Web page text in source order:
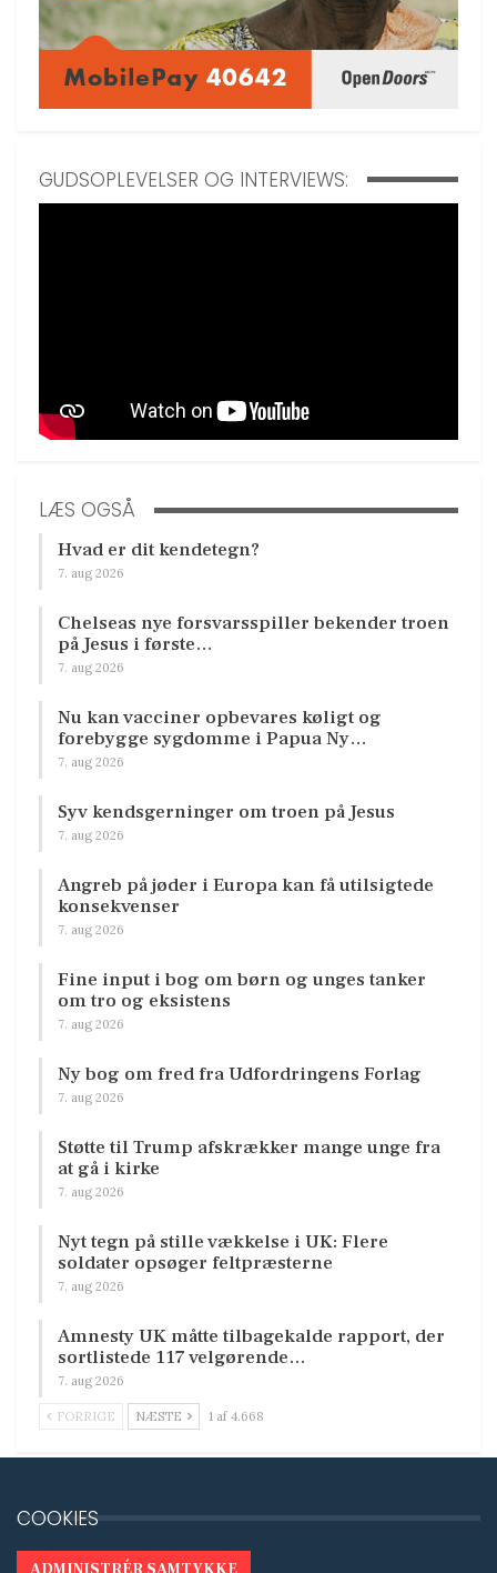
GUDSOPLEVELSER OG INTERVIEWS:
LÆS OGSÅ
Hvad er dit kendetegn?
7. aug 2026
Chelseas nye forsvarsspiller bekender troen
på Jesus i første…
7. aug 2026
Nu kan vacciner opbevares køligt og
forebygge sygdomme i Papua Ny…
7. aug 2026
Syv kendsgerninger om troen på Jesus
7. aug 2026
Angreb på jøder i Europa kan få utilsigtede
konsekvenser
7. aug 2026
Fine input i bog om børn og unges tanker
om tro og eksistens
7. aug 2026
Ny bog om fred fra Udfordringens Forlag
7. aug 2026
Støtte til Trump afskrækker mange unge fra
at gå i kirke
7. aug 2026
Nyt tegn på stille vækkelse i UK: Flere
soldater opsøger feltpræsterne
7. aug 2026
Amnesty UK måtte tilbagekalde rapport, der
sortlistede 117 velgørende…
7. aug 2026
FORRIGE NÆSTE 1 af 4.668
COOKIES